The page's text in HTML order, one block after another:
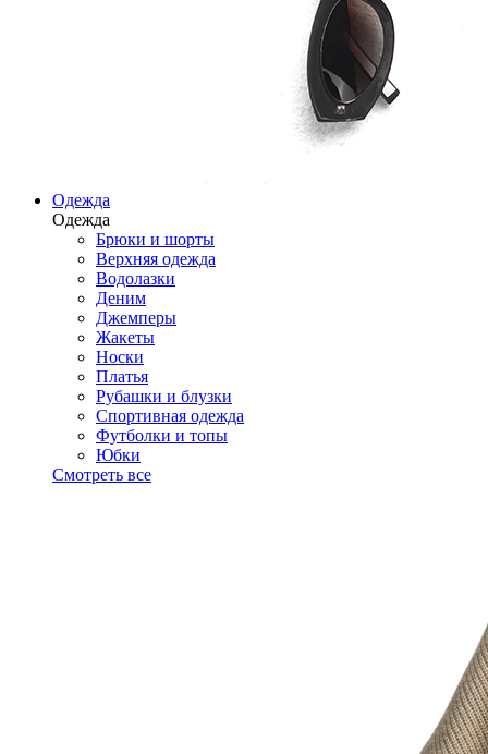
Одежда
Одежда
Брюки и шорты
Верхняя одежда
Водолазки
Деним
Джемперы
Жакеты
Носки
Платья
Рубашки и блузки
Спортивная одежда
Футболки и топы
Юбки
Смотреть все